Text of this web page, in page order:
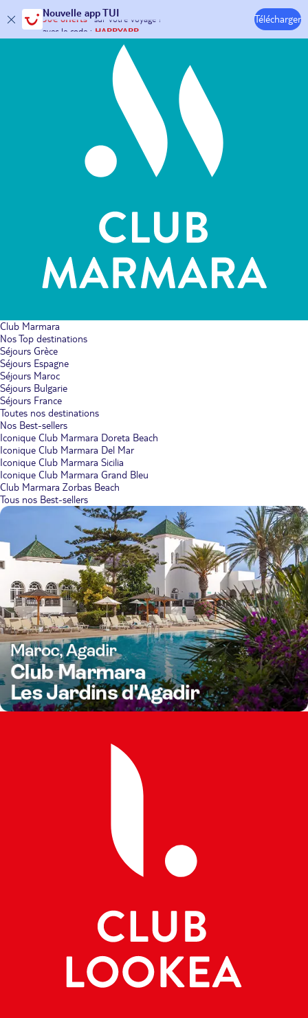
Nouvelle app TUI
30€ offerts* sur votrevoyage !
avec le code :HAPPYAPP
Télécharger
Hôtels & Clubs
Club Marmara
Nos Top destinations
Séjours Grèce
Séjours Espagne
Séjours Maroc
Séjours Bulgarie
Séjours France
Toutes nos destinations
Nos Best-sellers
Iconique Club Marmara Doreta Beach
Iconique Club Marmara Del Mar
Iconique Club Marmara Sicilia
Iconique Club Marmara Grand Bleu
Club Marmara Zorbas Beach
Tous nos Best-sellers